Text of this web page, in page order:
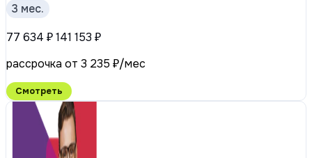
3 мес.
77 634 ₽141 153 ₽
рассрочка от 3 235 ₽/мес
Смотреть